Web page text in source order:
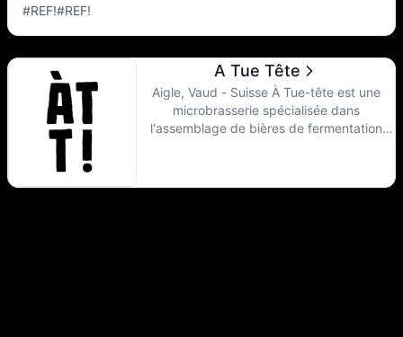
#REF!#REF!
A Tue Tête
Aigle, Vaud - Suisse À Tue-tête est une
microbrasserie spécialisée dans
l'assemblage de bières de fermentation